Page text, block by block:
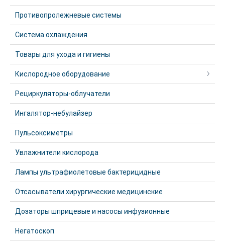
Противопролежневые системы
Система охлаждения
Товары для ухода и гигиены
Кислородное оборудование
Рециркуляторы-облучатели
Ингалятор-небулайзер
Пульсоксиметры
Увлажнители кислорода
Лампы ультрафиолетовые бактерицидные
Отсасыватели хирургические медицинские
Дозаторы шприцевые и насосы инфузионные
Негатоскоп